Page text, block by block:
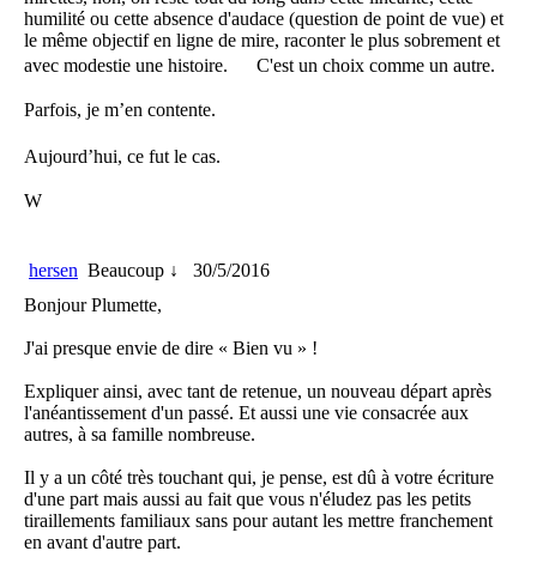
humilité ou cette absence d'audace (question de point de vue) et
le même objectif en ligne de mire, raconter le plus sobrement et
avec modestie une histoire. C'est un choix comme un autre.
Parfois, je m’en contente.
Aujourd’hui, ce fut le cas.
W
hersen Beaucoup ↓
30/5/2016
Bonjour Plumette,
J'ai presque envie de dire « Bien vu » !
Expliquer ainsi, avec tant de retenue, un nouveau départ après
l'anéantissement d'un passé. Et aussi une vie consacrée aux
autres, à sa famille nombreuse.
Il y a un côté très touchant qui, je pense, est dû à votre écriture
d'une part mais aussi au fait que vous n'éludez pas les petits
tiraillements familiaux sans pour autant les mettre franchement
en avant d'autre part.